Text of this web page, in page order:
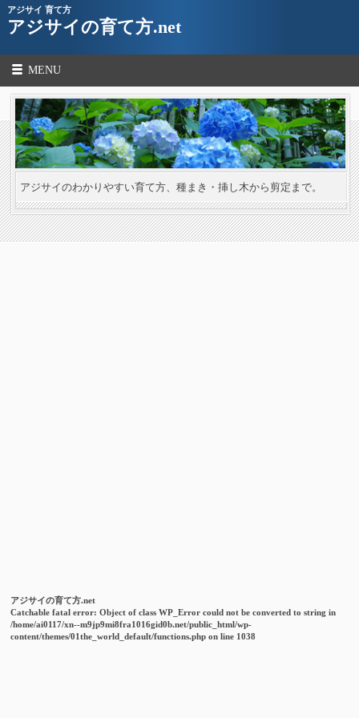
アジサイ 育て方
アジサイの育て方.net
MENU
アジサイのわかりやすい育て方、種まき・挿し木から剪定まで。
アジサイの育て方.net
Catchable fatal error: Object of class WP_Error could not be converted to string in
/home/ai0117/xn--m9jp9mi8fra1016gid0b.net/public_html/wp-
content/themes/01the_world_default/functions.php on line 1038